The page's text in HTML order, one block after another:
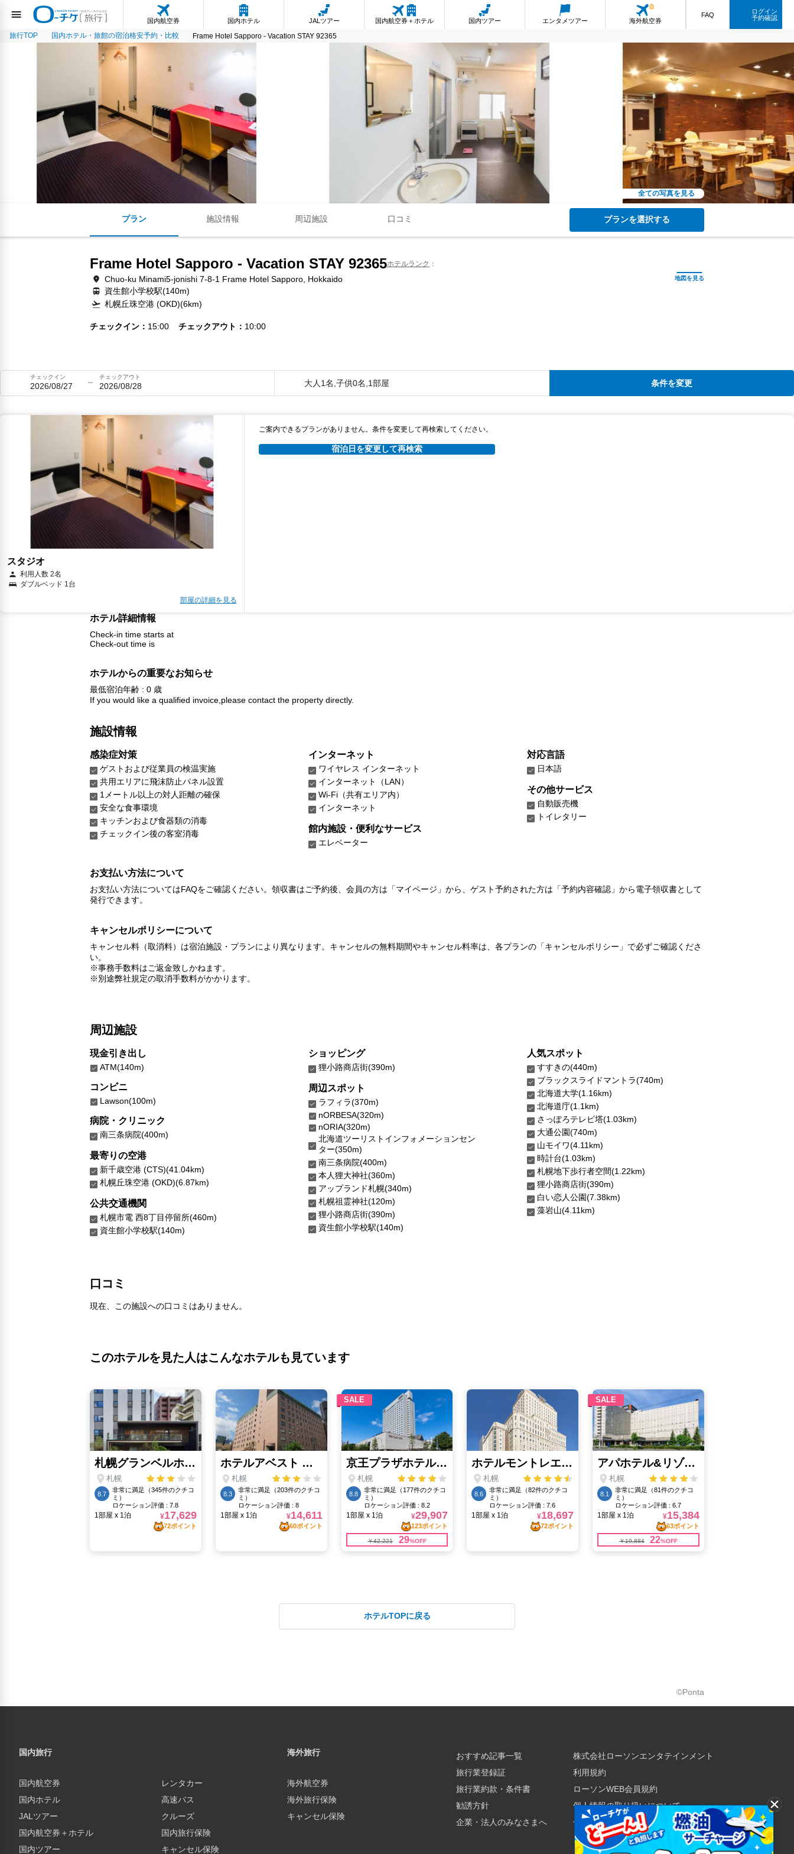
国内航空券 国内ホテル JALツアー 国内航空券＋ホテル 国内ツアー エンタメツアー 海外航空券
FAQ
ログイン
予約確認
旅行TOP 国内ホテル・旅館の宿泊格安予約・比較 Frame Hotel Sapporo - Vacation STAY 92365
全ての写真を見る
プラン 施設情報 周辺施設 口コミ プランを選択する
Frame Hotel Sapporo - Vacation STAY 92365ホテルランク
Chuo-ku Minami5-jonishi 7-8-1 Frame Hotel Sapporo, Hokkaido
資生館小学校駅(140m)
札幌丘珠空港 (OKD)(6km)
チェックイン 15:00 チェックアウト 10:00
チェックイン
2026/08/27
チェックアウト
2026/08/28 大人1名,子供0名,1部屋 条件を変更
スタジオ
利用人数 2名
ダブルベッド 1台
部屋の詳細を見る
ご案内できるプランがありません。条件を変更して再検索してください。
宿泊日を変更して再検索
ホテル詳細情報
Check-in time starts at
Check-out time is
ホテルからの重要なお知らせ
最低宿泊年齢 : 0 歳
If you would like a qualified invoice,please contact the property directly.
施設情報
感染症対策
ゲストおよび従業員の検温実施
共用エリアに飛沫防止パネル設置
1メートル以上の対人距離の確保
安全な食事環境
キッチンおよび食器類の消毒
チェックイン後の客室消毒
インターネット
ワイヤレス インターネット
インターネット（LAN）
Wi-Fi（共有エリア内）
インターネット
館内施設・便利なサービス
エレベーター
対応言語
日本語
その他サービス
自動販売機
トイレタリー
お支払い方法について
お支払い方法についてはFAQをご確認ください。領収書はご予約後、会員の方は「マイページ」から、ゲスト予約された方は「予約内容確認」から電子領収書として
発行できます。
キャンセルポリシーについて
キャンセル料（取消料）は宿泊施設・プランにより異なります。キャンセルの無料期間やキャンセル料率は、各プランの「キャンセルポリシー」で必ずご確認くださ
い。
※事務手数料はご返金致しかねます。
※別途弊社規定の取消手数料がかかります。
周辺施設
現金引き出し
ATM(140m)
コンビニ
Lawson(100m)
病院・クリニック
南三条病院(400m)
最寄りの空港
新千歳空港 (CTS)(41.04km)
札幌丘珠空港 (OKD)(6.87km)
公共交通機関
札幌市電 西8丁目停留所(460m)
資生館小学校駅(140m)
ショッピング
狸小路商店街(390m)
周辺スポット
ラフィラ(370m)
nORBESA(320m)
nORIA(320m)
北海道ツーリストインフォメーションセン
ター(350m)
南三条病院(400m)
本人狸大神社(360m)
アップランド札幌(340m)
札幌祖霊神社(120m)
狸小路商店街(390m)
資生館小学校駅(140m)
人気スポット
すすきの(440m)
ブラックスライドマントラ(740m)
北海道大学(1.16km)
北海道庁(1.1km)
さっぽろテレビ塔(1.03km)
大通公園(740m)
山モイワ(4.11km)
時計台(1.03km)
札幌地下歩行者空間(1.22km)
狸小路商店街(390m)
白い恋人公園(7.38km)
藻岩山(4.11km)
口コミ
現在、この施設への口コミはありません。
このホテルを見た人はこんなホテルも見ています
ホテルTOPに戻る
©Ponta
国内旅行
国内航空券
国内ホテル
JALツアー
国内航空券＋ホテル
国内ツアー
レンタカー
高速バス
クルーズ
国内旅行保険
キャンセル保険
海外旅行
海外航空券
海外旅行保険
キャンセル保険
おすすめ記事一覧
旅行業登録証
旅行業約款・条件書
勧誘方針
企業・法人のみなさまへ
株式会社ローソンエンタテインメント
利用規約
ローソンWEB会員規約
個人情報の取り扱いについて
個人情報保護方針